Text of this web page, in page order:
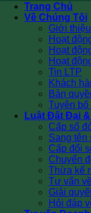
Trang Chủ
Về Chúng Tôi
Giới
Hoạt
Hoạt
Hoạt
Tin LTP
Khách
Bản
Tuyên
Luật Đất Đai
Cấp sổ
Sang tên
Cấp đổi
Chuyển
Thừa kế
Tư vấn
Giải
Hỏi đáp